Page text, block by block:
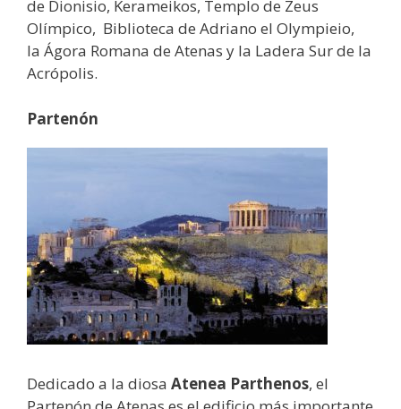
de Dionisio, Kerameikos, Templo de Zeus
Olímpico, Biblioteca de Adriano el Olympieio,
la Ágora Romana de Atenas y la Ladera Sur de la
Acrópolis.
Partenón
Dedicado a la diosa Atenea Parthenos, el